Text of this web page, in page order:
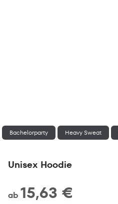
Bachelorparty Heavy Sweat
Unisex Hoodie
ab 15,63 €